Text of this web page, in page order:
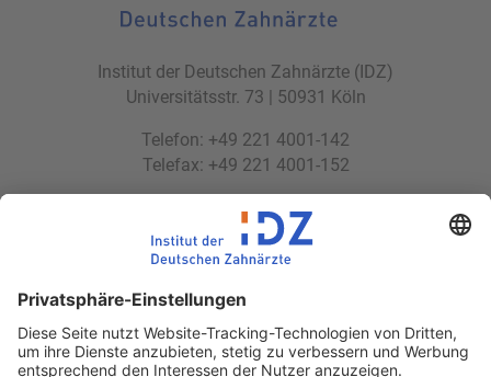
Institut der Deutschen Zahnärzte (IDZ)
Universitätsstr. 73 | 50931 Köln
Telefon: +49 221 4001-142
Telefax: +49 221 4001-152
idz(at)idz.institute
Web: www.idz.institute
Partnerseiten